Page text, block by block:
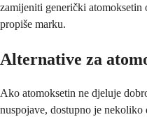
zamijeniti generički
propiše marku.
Alternative za
Ako atomoksetin ne djeluje
nuspojave, dostupno je